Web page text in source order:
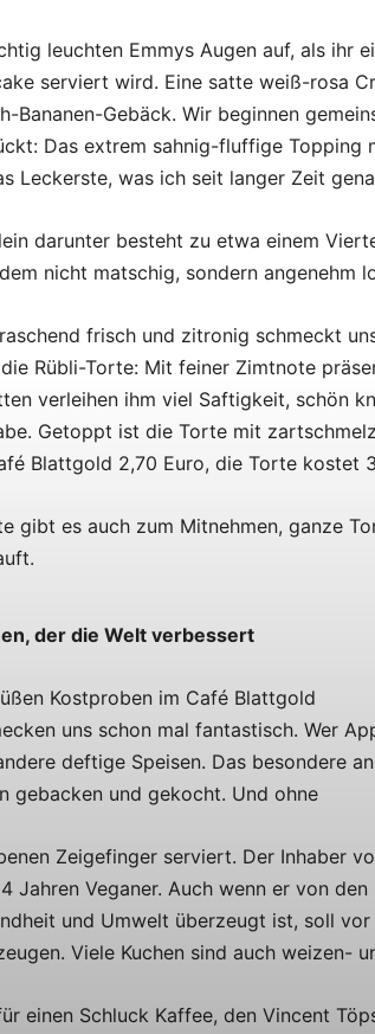
leuchten Emmys Augen auf, als ihr
serviert wird. Eine satte weiß-rosa
Bananen-Gebäck. Wir beginnen
Das extrem sahnig-fluffige Topping
Leckerste, was ich seit langer Zeit
darunter besteht zu etwa einem
nicht matschig, sondern angenehm
frisch und zitronig schmeckt
Rübli-Torte: Mit feiner Zimtnote
verleihen ihm viel Saftigkeit, schön
Getoppt ist die Torte mit
Blattgold 2,70 Euro, die Torte kostet
gibt es auch zum Mitnehmen, ganze
der die Welt verbessert
Kostproben im Café Blattgold
uns schon mal fantastisch. Wer
deftige Speisen. Das besondere
gebacken und gekocht. Und ohne
Zeigefinger serviert. Der Inhaber
Jahren Veganer. Auch wenn er von
und Umwelt überzeugt ist, soll
Viele Kuchen sind auch weizen-
einen Schluck Kaffee, den Vincent